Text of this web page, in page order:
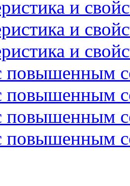
и
и
и
повышенным
повышенным
повышенным
повышенным